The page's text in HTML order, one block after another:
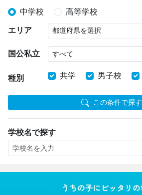
中学校 高等学校
エリア
国公私立
種別 共学 男子校
この条件で探す
学校名で探す